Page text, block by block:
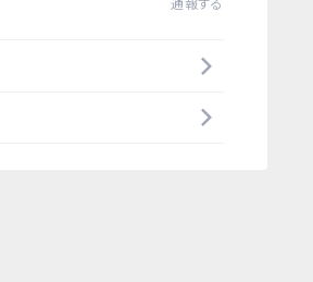
通報する